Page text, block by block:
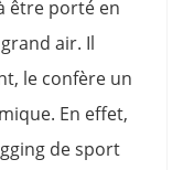
être porté en
air. Il
le confère un
En effet,
de sport